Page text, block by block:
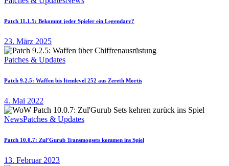
Patch 11.1.5: Bekommt jeder Spieler ein Legendary?
23. März 2025
Patches & Updates
Patch 9.2.5: Waffen bis Itemlevel 252 aus Zereth Mortis
4. Mai 2022
NewsPatches & Updates
Patch 10.0.7: Zul’Gurub Transmogsets kommen ins Spiel
13. Februar 2023